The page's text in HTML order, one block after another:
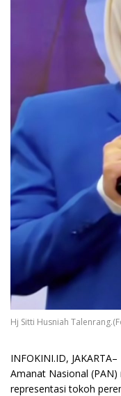
Hj Sitti Husniah
INFOKINI.ID,
Amanat Nasional
representasi tokoh